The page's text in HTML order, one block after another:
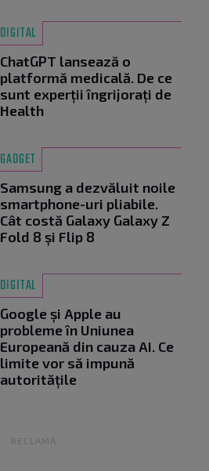
DIGITAL
ChatGPT lansează o
platformă medicală. De ce
sunt experții îngrijorați de
Health
GADGET
Samsung a dezvăluit noile
smartphone-uri pliabile.
Cât costă Galaxy Galaxy Z
Fold 8 și Flip 8
DIGITAL
Google și Apple au
probleme în Uniunea
Europeană din cauza AI. Ce
limite vor să impună
autoritățile
RECLAMĂ